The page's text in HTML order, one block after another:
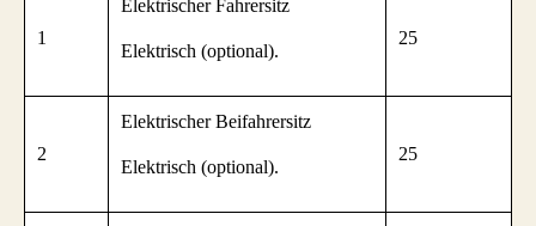
1
Elektrischer Fahrersitz
Elektrisch (optional).
25
2
Elektrischer Beifahrersitz
Elektrisch (optional).
25